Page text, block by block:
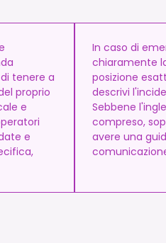
tenere a
proprio
e
e
In caso di
chiaramente
posizione
descrivi
Sebbene
compreso,
avere una